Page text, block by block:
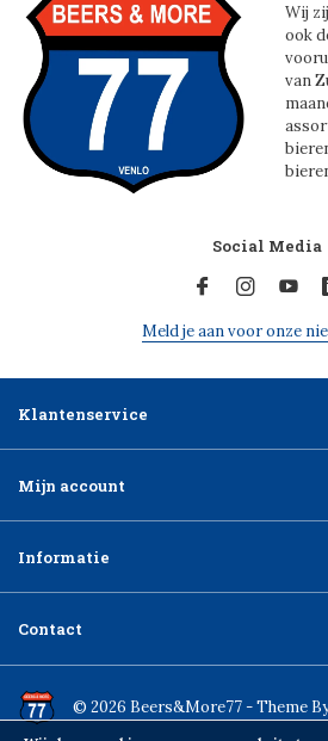
Wij
ook
van
Social Media
Meld je aan voor onze
Klantenservice
Mijn account
Informatie
Contact
© 2026 Beers&More77 - Theme